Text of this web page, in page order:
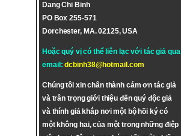
Dang Chi Binh
PO Box 255-571
Dorchester, MA. 02125, USA
Hoặc quý vị có thể liên lạc với tác giả qua
email:dcbinh38@hotmail.com
Chúng tôi xin chân thành cám ơn tác giả
và trân trọng giới thiệu đến quý độc giả
và thính giả khắp nơi một bộ hồi ký có
một không hai, của một trong những điệp